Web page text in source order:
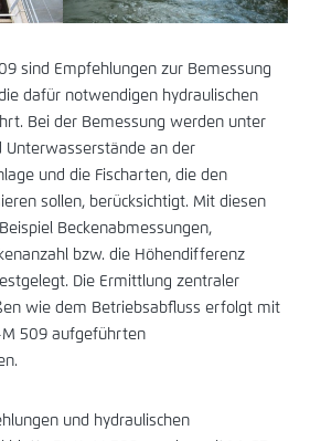
sind Empfehlungen zur Bemessung
dafür notwendigen hydraulischen
Bei der Bemessung werden unter
Unterwasserstände an der
und die Fischarten, die den
sollen, berücksichtigt. Mit diesen
Beckenabmessungen,
bzw. die Höhendifferenz
Die Ermittlung zentraler
wie dem Betriebsabfluss erfolgt mit
509 aufgeführten
und hydraulischen